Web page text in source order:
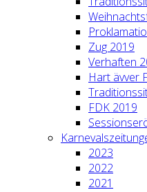
Zug 2019
Verhaften
Hart ävver
FDK 2019
2023
2022
2021